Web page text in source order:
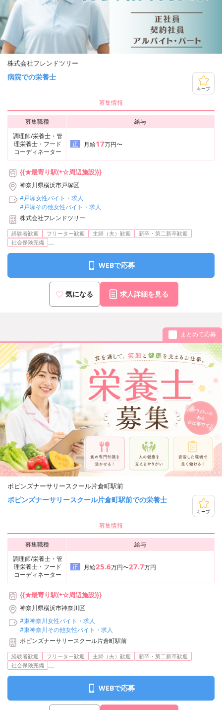
株式会社フレンドツリー
病院での栄養士
キープ
募集情報
募集職種
給与
調理師/栄養士・管
理栄養士・フード
コーディネーター
正 月給17万円〜
{{★最寄り駅(+☆周辺施設)}}
神奈川県横浜市戸塚区
#戸塚女性バイト・求人
#戸塚その他女性バイト・求人
株式会社フレンドツリー
経験者歓迎 フリーター歓迎 主婦（夫）歓迎
新卒・第二新卒歓迎
社会保険完備 ...
WEBで応募
気になる 求人詳細を見る
まとめて応募
ポピンズナーサリースクール片倉町駅前
ポピンズナーサリースクール片倉町駅前での栄養士
キープ
募集情報
募集職種
給与
調理師/栄養士・管
理栄養士・フード
コーディネーター
正 月給25.6万円〜27.7万円
{{★最寄り駅(+☆周辺施設)}}
神奈川県横浜市神奈川区
#東神奈川女性バイト・求人
#東神奈川その他女性バイト・求人
ポピンズナーサリースクール片倉町駅前
経験者歓迎 フリーター歓迎 主婦（夫）歓迎
新卒・第二新卒歓迎
社会保険完備 ...
WEBで応募